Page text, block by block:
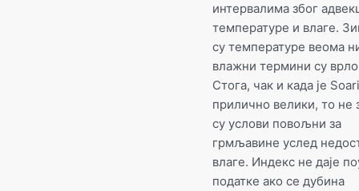
интервалима због
температуре и влаге.
су температуре веома
влажни термини су
Стога, чак и када је
прилично велики, то не
су услови повољни за
грмљавине услед
влаге. Индекс не даје
податке ако се дубина